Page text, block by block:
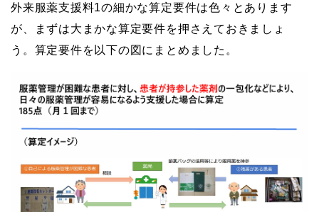
外来服薬支援料1の細かな算定要件は色々とあります
が、まずは大まかな算定要件を押さえておきましょ
う。算定要件を以下の図にまとめました。